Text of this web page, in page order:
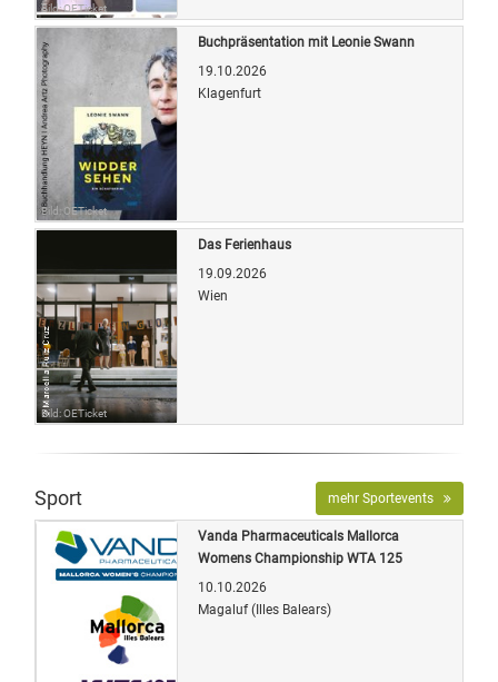
Bild: OETicket
Bild: OETicket
Buchpräsentation mit Leonie Swann
19.10.2026
Klagenfurt
Bild: OETicket
Das Ferienhaus
19.09.2026
Wien
Sport mehr Sportevents
Vanda Pharmaceuticals Mallorca
Womens Championship WTA 125
10.10.2026
Magaluf (Illes Balears)